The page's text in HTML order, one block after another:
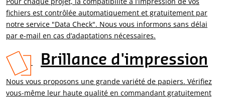
fichiers est contrôlée automatiquement et gratuitement par
notre service "Data Check". Nous vous informons sans délai
par e-mail en cas d’adaptations nécessaires.
Brillance d'impression
Nous vous proposons une grande variété de papiers. Vérifiez
vous-même leur haute qualité en commandant gratuitement